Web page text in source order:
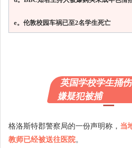
e。伦敦校园车祸已至2名学生死亡
英国学校学生捅伤
嫌疑犯被捕
格洛斯特郡警察局的一份声明称， 当
教师已经被送往医院。